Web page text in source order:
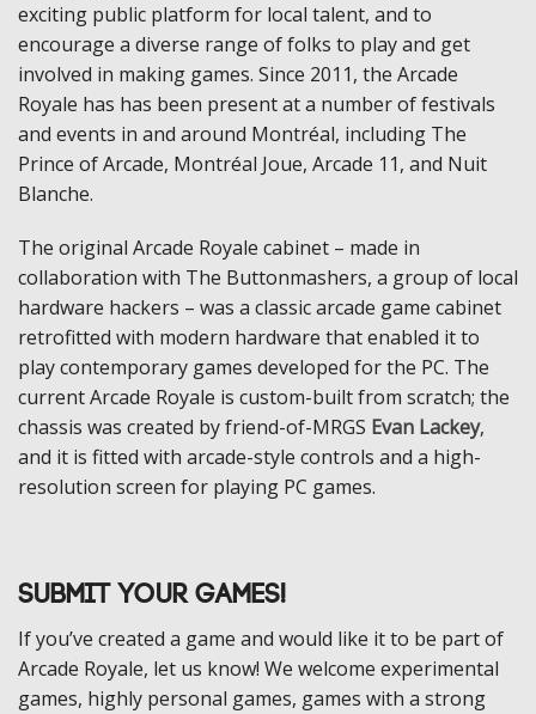
exciting public platform for local talent, and to
encourage a diverse range of folks to play and get
involved in making games. Since 2011, the Arcade
Royale has has been present at a number of festivals
and events in and around Montréal, including The
Prince of Arcade, Montréal Joue, Arcade 11, and Nuit
Blanche.
The original Arcade Royale cabinet – made in
collaboration with The Buttonmashers, a group of local
hardware hackers – was a classic arcade game cabinet
retrofitted with modern hardware that enabled it to
play contemporary games developed for the PC. The
current Arcade Royale is custom-built from scratch; the
chassis was created by friend-of-MRGS Evan Lackey,
and it is fitted with arcade-style controls and a high-
resolution screen for playing PC games.
Submit Your Games!
If you’ve created a game and would like it to be part of
Arcade Royale, let us know! We welcome experimental
games, highly personal games, games with a strong